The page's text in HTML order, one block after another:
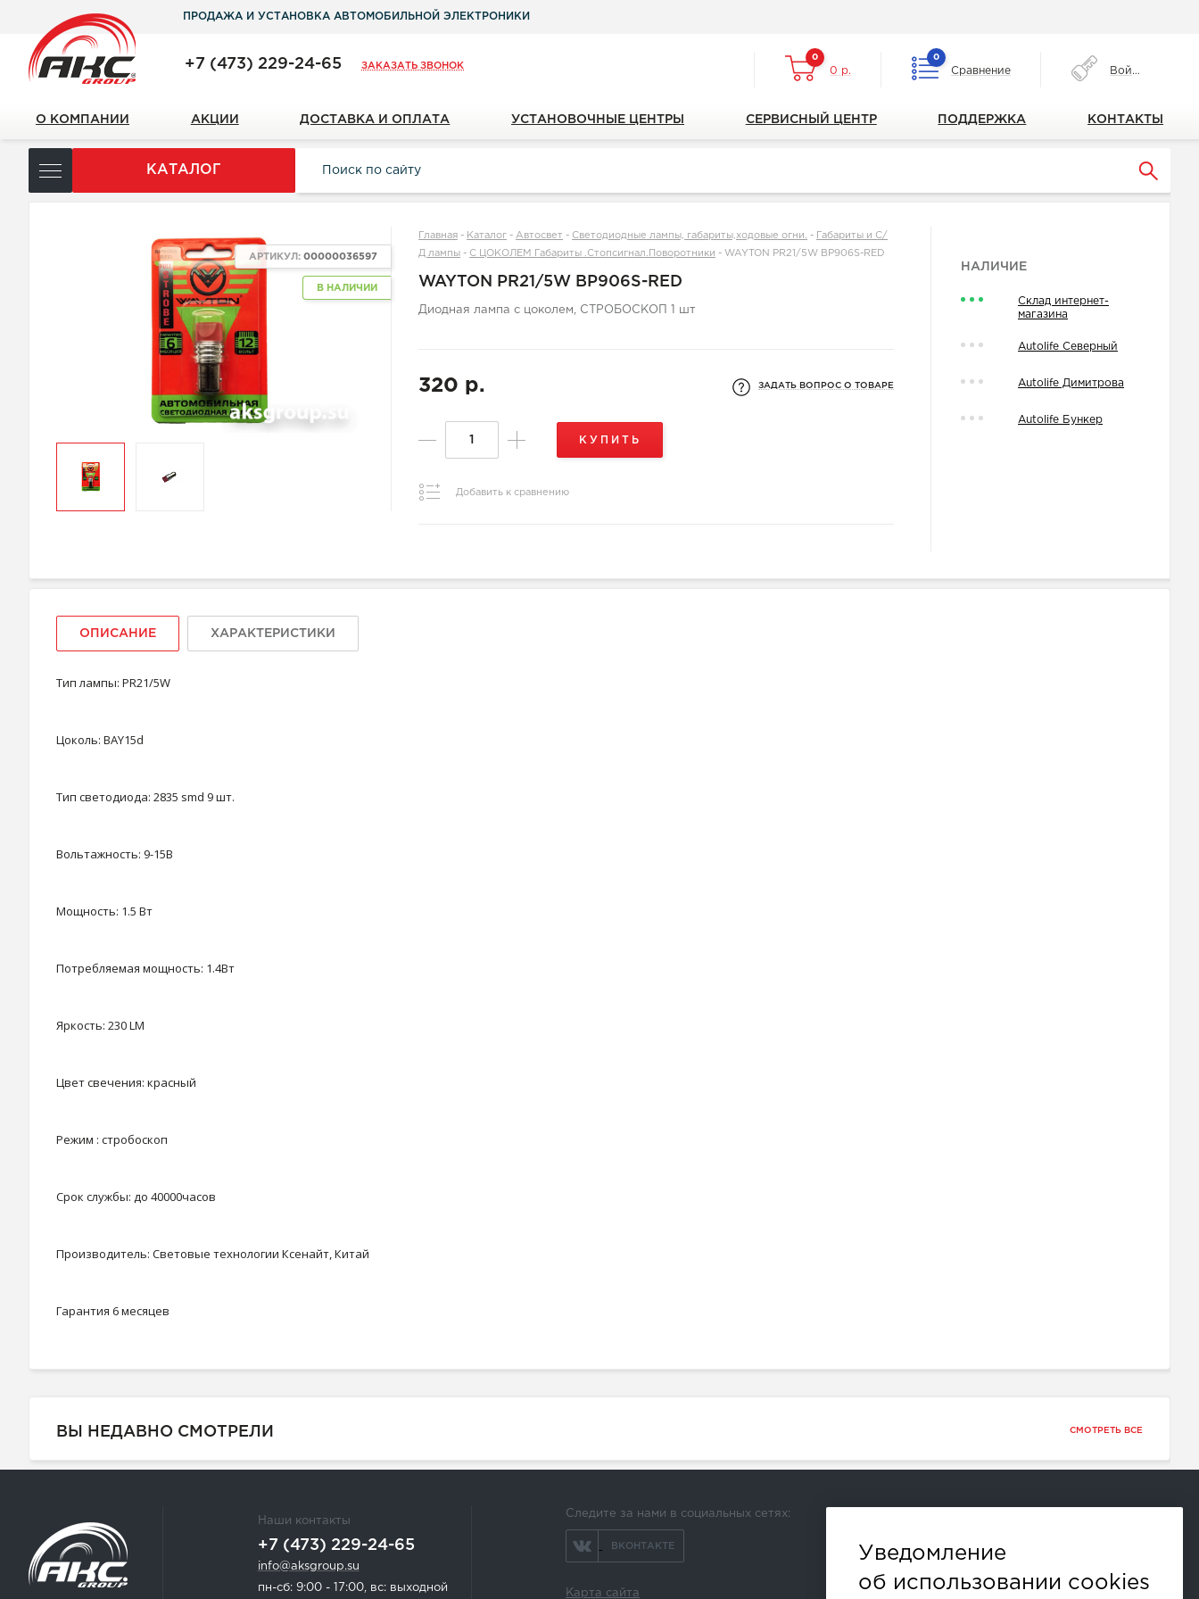
ПРОДАЖА И УСТАНОВКА АВТОМОБИЛЬНОЙ ЭЛЕКТРОНИКИ
+7 (473) 229-24-65 ЗАКАЗАТЬ ЗВОНОК
0
0 р.
0
Сравнение Войти
О КОМПАНИИ АКЦИИ ДОСТАВКА И ОПЛАТА УСТАНОВОЧНЫЕ ЦЕНТРЫ СЕРВИСНЫЙ ЦЕНТР ПОДДЕРЖКА КОНТАКТЫ
КАТАЛОГ
В НАЛИЧИИ
АРТИКУЛ:00000036597
Главная - Каталог -Автосвет - Светодиодные лампы, габариты,ходовые огни. -
Габариты и С/
Д лампы - С ЦОКОЛЕМ Габариты .Стопсигнал.Поворотники - WAYTON PR21/5W BP906S-RED
WAYTON PR21/5W BP906S-RED
Диодная лампа с цоколем, СТРОБОСКОП 1 шт
320 р. ЗАДАТЬ ВОПРОС О ТОВАРЕ
КУПИТЬ
Добавить к сравнению
НАЛИЧИЕ
Склад интернет-
магазина
Autolife Северный
Autolife Димитрова
Autolife Бункер
ОПИСАНИЕ ХАРАКТЕРИСТИКИ
Тип лампы: PR21/5W
Цоколь: BAY15d
Тип светодиода: 2835 smd 9 шт.
Вольтажность: 9-15В
Мощность: 1.5 Вт
Потребляемая мощность: 1.4Вт
Яркость: 230 LM
Цвет свечения: красный
Режим : стробоскоп
Срок службы: до 40000часов
Производитель: Световые технологии Ксенайт, Китай
Гарантия 6 месяцев
ВЫ НЕДАВНО СМОТРЕЛИ СМОТРЕТЬ ВСЕ
Наши контакты
+7 (473) 229-24-65
info@aksgroup.su
пн-сб: 9:00 - 17:00, вс: выходной
Следите за нами в социальных сетях:
ВКОНТАКТЕ
Карта сайта
и другие
Уведомление
об использовании cookies